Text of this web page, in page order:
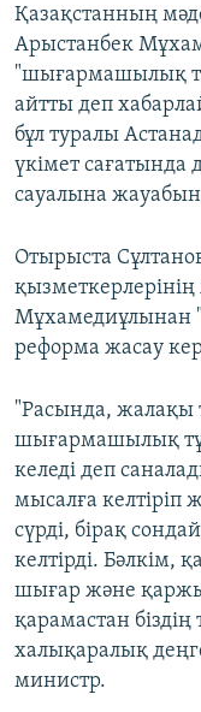
Қазақстанның
Арыстанбек
"шығармашылық
айтты деп
бұл туралы
үкімет сағатында
сауалына
Отырыста
Мұхамедиұлынан
реформа жасау
"Расында,
шығармашылық
келеді деп
мысалға
сүрді, бірақ
келтірді. Бәлкім,
шығар және
қарамастан
халықаралық
министр.